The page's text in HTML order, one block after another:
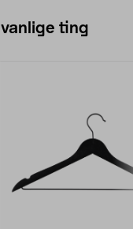
teppefunksjon,
barnelås.
ting